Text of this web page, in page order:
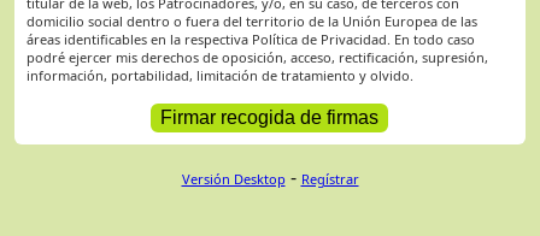
domicilio social dentro o fuera del territorio de la Unión Europea de las
áreas identificables en la respectiva Política de Privacidad. En todo caso
podré ejercer mis derechos de oposición, acceso, rectificación, supresión,
información, portabilidad, limitación de tratamiento y olvido.
Versión Desktop - Regístrar